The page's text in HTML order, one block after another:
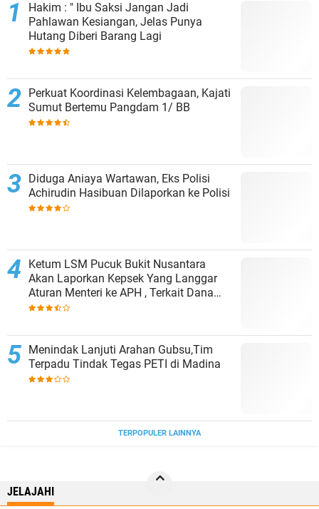
Hakim : " Ibu Saksi Jangan Jadi
Pahlawan Kesiangan, Jelas Punya
Hutang Diberi Barang Lagi
Perkuat Koordinasi Kelembagaan, Kajati
Sumut Bertemu Pangdam 1/ BB
Diduga Aniaya Wartawan, Eks Polisi
Achirudin Hasibuan Dilaporkan ke Polisi
Ketum LSM Pucuk Bukit Nusantara
Akan Laporkan Kepsek Yang Langgar
Aturan Menteri ke APH , Terkait Dana
Revitalisasi Sekolah
Menindak Lanjuti Arahan Gubsu,Tim
Terpadu Tindak Tegas PETI di Madina
TERPOPULER LAINNYA
JELAJAHI